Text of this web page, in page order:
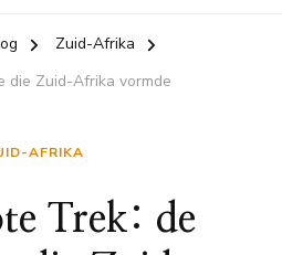
Zuid-Afrika
die Zuid-Afrika vormde
AFRIKA
Trek: de